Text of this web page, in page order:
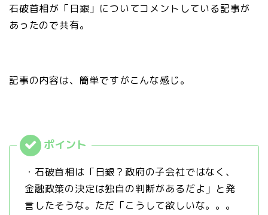
石破首相が「日銀」についてコメントしている記事が
あったので共有。
記事の内容は、簡単ですがこんな感じ。
・石破首相は「日銀？政府の子会社ではなく、
金融政策の決定は独自の判断があるだよ」と発
言したそうな。ただ「こうして欲しいな。。。